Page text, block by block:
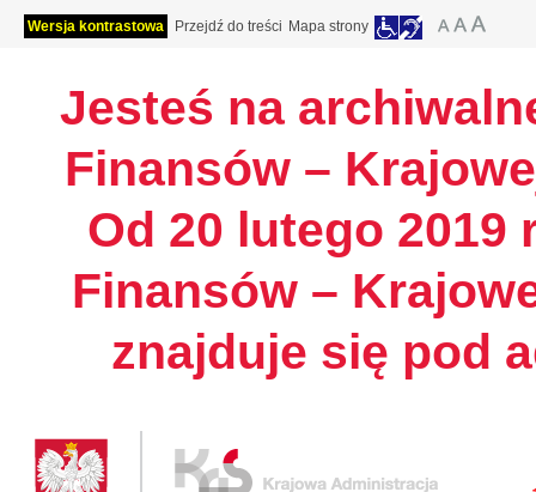
Wersja kontrastowa Przejdź do treści Mapa strony
Jesteś na
Finansów –
Od 20 lutego 2019
Finansów –
znajduje się pod